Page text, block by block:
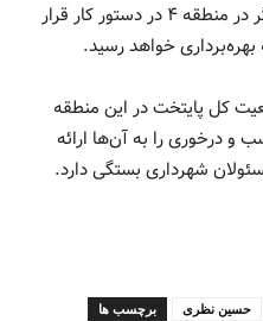
کمالی‌زاده اضافه کرد: ۳۱ پروژه دیگر در منطقه ۴ در دستور کار قرار
بهره‌برداری خواهد رسید.
درصد از جمعیت کل پایتخت در این منطقه
و درخوری را به آن‌ها ارائه
شهرداری بستگی دارد.
برچسب ها حسین نظری